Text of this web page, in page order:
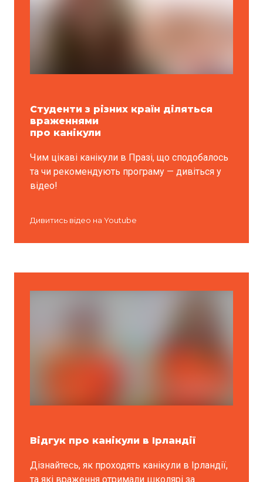
Студенти з різних країн діляться
враженнями
про канікули
Чим цікаві канікули в Празі, що сподобалось
та чи рекомендують програму — дивіться у
відео!
Дивитись відео на Youtube
Відгук про канікули в Ірландії
Дізнайтесь, як проходять канікули в Ірландії,
та які враження отримали школярі за